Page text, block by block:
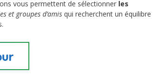
vous permettent de sélectionner les
et groupes d’amisqui recherchent un équilibre